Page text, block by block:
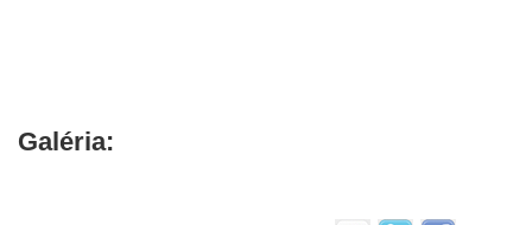
Galéria: